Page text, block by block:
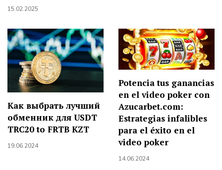
15.02.2025
Как выбрать лучший
обменник для USDT
TRC20 to FRTB KZT
19.06.2024
Potencia tus ganancias
en el video poker con
Azucarbet.com:
Estrategias infalibles
para el éxito en el
video poker
14.06.2024